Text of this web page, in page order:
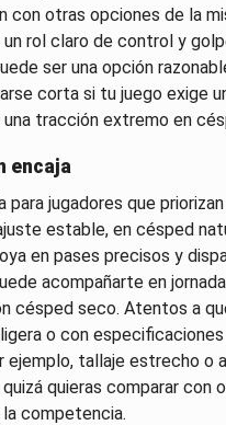
con otras opciones de la
un rol claro de control y
ser una opción
corta si tu juego exige
tracción extremo en
encaja
para jugadores que
estable, en césped
en pases precisos y
acompañarte en
césped seco. Atentos a
o con
ejemplo, tallaje estrecho o
quieras comparar con
competencia.